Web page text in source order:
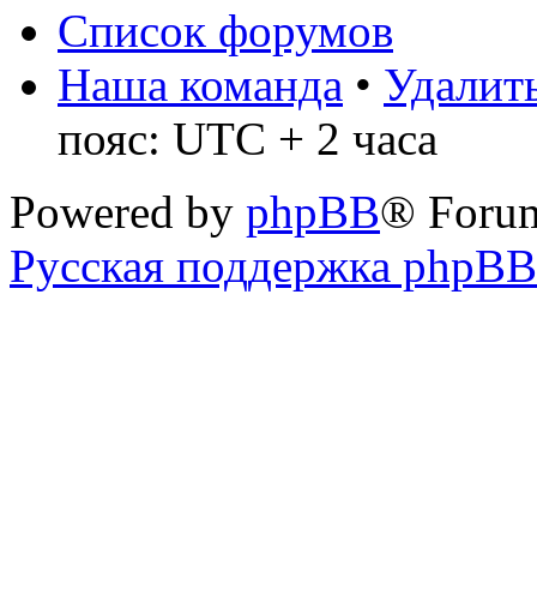
Список форумов
Наша команда •
пояс: UTC + 2 часа
Powered by phpBB®
Русская поддержка phpBB